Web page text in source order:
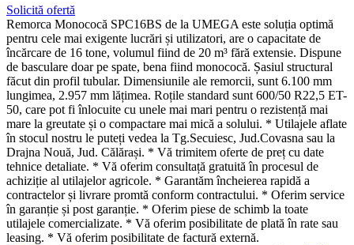
Solicită ofertă
Remorca Monococă SPC16BS de la UMEGA este soluția optimă
pentru cele mai exigente lucrări și utilizatori, are o capacitate de
încărcare de 16 tone, volumul fiind de 20 m³ fără extensie. Dispune
de basculare doar pe spate, bena fiind monococă. Șasiul structural
făcut din profil tubular. Dimensiunile ale remorcii, sunt 6.100 mm
lungimea, 2.957 mm lățimea. Roțile standard sunt 600/50 R22,5 ET-
50, care pot fi înlocuite cu unele mai mari pentru o rezistență mai
mare la greutate și o compactare mai mică a solului. * Utilajele aflate
în stocul nostru le puteți vedea la Tg.Secuiesc, Jud.Covasna sau la
Drajna Nouă, Jud. Călărași. * Vă trimitem oferte de preț cu date
tehnice detaliate. * Vă oferim consultață gratuită în procesul de
achiziție al utilajelor agricole. * Garantăm încheierea rapidă a
contractelor și livrare promtă conform contractului. * Oferim service
în garanție și post garanție. * Oferim piese de schimb la toate
utilajele comercializate. * Vă oferim posibilitate de plată în rate sau
leasing. * Vă oferim posibilitate de factură externă.